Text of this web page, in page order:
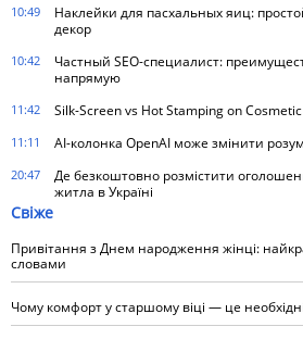
10:49
Наклейки для пасхальных яиц:
декор
10:42
Частный SEO-специалист:
напрямую
11:42 Silk-Screen vs Hot Stamping on
11:11 AI-колонка OpenAI може змінити
20:47
Де безкоштовно розмістити
житла в Україні
Свіже
Привітання з Днем народження жінці:
словами
Чому комфорт у старшому віці — це